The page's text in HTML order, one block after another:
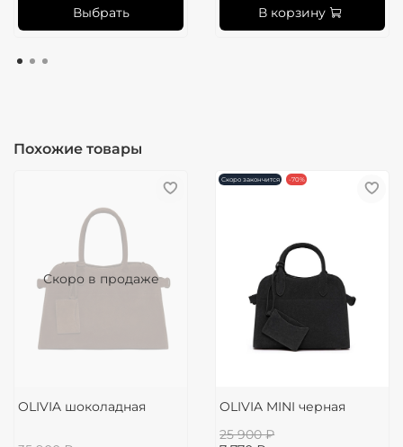
Выбрать
В корзину
Похожие товары
Скоро в продаже
OLIVIA шоколадная
Скоро закончится -70%
OLIVIA MINI черная
25 900 ₽